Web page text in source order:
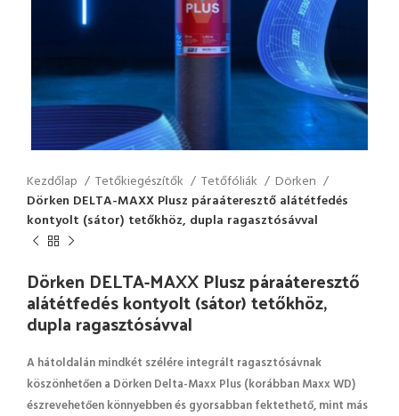
Kezdőlap Tetőkiegészítők Tetőfóliák
Dörken
Dörken DELTA-MAXX Plusz páraáteresztő alátétfedés
kontyolt (sátor) tetőkhöz, dupla ragasztósávval
Dörken DELTA-MAXX Plusz páraáteresztő
alátétfedés kontyolt (sátor) tetőkhöz,
dupla ragasztósávval
A hátoldalán mindkét szélére integrált ragasztósávnak
köszönhetően a Dörken Delta-Maxx Plus (korábban Maxx WD)
észrevehetően könnyebben és gyorsabban fektethető, mint más